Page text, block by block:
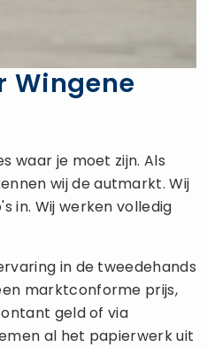
Wingene
waar je moet zijn. Als
wij de autmarkt. Wij
in. Wij werken volledig
in de tweedehands
marktconforme prijs,
geld of via
al het papierwerk uit